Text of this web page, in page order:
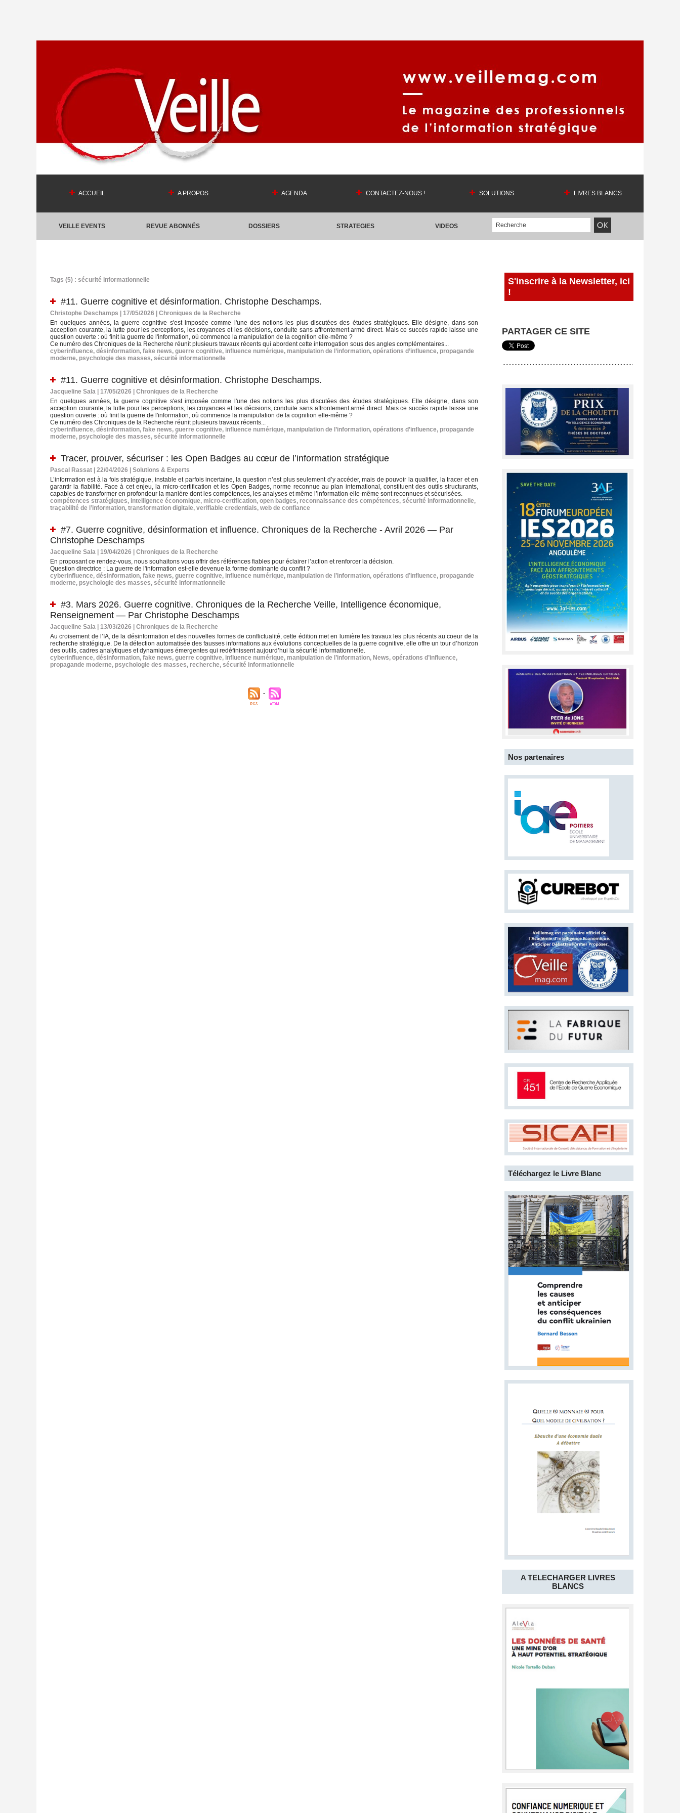
ACCUEIL A PROPOS AGENDA CONTACTEZ-NOUS ! SOLUTIONS LIVRES BLANCS
VEILLE EVENTS REVUE ABONNÉS DOSSIERS STRATEGIES VIDEOS
Tags (5) : sécurité informationnelle
#11. Guerre cognitive et désinformation. Christophe Deschamps.
Christophe Deschamps | 17/05/2026
Chroniques de la Recherche
En quelques années, la guerre cognitive s'est imposée comme l'une des notions les plus discutées des études stratégiques. Elle désigne, dans son
acception courante, la lutte pour les perceptions, les croyances et les décisions, conduite sans affrontement armé direct. Mais ce succès rapide laisse une
question ouverte : où finit la guerre de l'information, où commence la manipulation de la cognition elle-même ?
Ce numéro des Chroniques de la Recherche réunit plusieurs travaux récents qui abordent cette interrogation sous des angles complémentaires...
cyberinfluence, désinformation, fake news, guerre cognitive, influence numérique, manipulation de l’information, opérations d’influence, propagande
moderne, psychologie des masses, sécurité informationnelle
#11. Guerre cognitive et désinformation. Christophe Deschamps.
Jacqueline Sala | 17/05/2026
Chroniques de la Recherche
En quelques années, la guerre cognitive s'est imposée comme l'une des notions les plus discutées des études stratégiques. Elle désigne, dans son
acception courante, la lutte pour les perceptions, les croyances et les décisions, conduite sans affrontement armé direct. Mais ce succès rapide laisse une
question ouverte : où finit la guerre de l'information, où commence la manipulation de la cognition elle-même ?
Ce numéro des Chroniques de la Recherche réunit plusieurs travaux récents...
cyberinfluence, désinformation, fake news, guerre cognitive, influence numérique, manipulation de l’information, opérations d’influence, propagande
moderne, psychologie des masses, sécurité informationnelle
Tracer, prouver, sécuriser : les Open Badges au cœur de l’information stratégique
Pascal Rassat | 22/04/2026
Solutions & Experts
L’information est à la fois stratégique, instable et parfois incertaine, la question n’est plus seulement d’y accéder, mais de pouvoir la qualifier, la tracer et en
garantir la fiabilité. Face à cet enjeu, la micro-certification et les Open Badges, norme reconnue au plan international, constituent des outils structurants,
capables de transformer en profondeur la manière dont les compétences, les analyses et même l’information elle-même sont reconnues et sécurisées.
compétences stratégiques, intelligence économique, micro‑certification, open badges, reconnaissance des compétences, sécurité informationnelle,
traçabilité de l’information, transformation digitale, verifiable credentials, web de confiance
#7. Guerre cognitive, désinformation et influence. Chroniques de la Recherche - Avril 2026 — Par
Christophe Deschamps
Jacqueline Sala | 19/04/2026
Chroniques de la Recherche
En proposant ce rendez-vous, nous souhaitons vous offrir des références fiables pour éclairer l’action et renforcer la décision.
Question directrice : La guerre de l'information est-elle devenue la forme dominante du conflit ?
cyberinfluence, désinformation, fake news, guerre cognitive, influence numérique, manipulation de l’information, opérations d’influence, propagande
moderne, psychologie des masses, sécurité informationnelle
#3. Mars 2026. Guerre cognitive. Chroniques de la Recherche Veille, Intelligence économique,
Renseignement — Par Christophe Deschamps
Jacqueline Sala | 13/03/2026
Chroniques de la Recherche
Au croisement de l’IA, de la désinformation et des nouvelles formes de conflictualité, cette édition met en lumière les travaux les plus récents au coeur de la
recherche stratégique. De la détection automatisée des fausses informations aux évolutions conceptuelles de la guerre cognitive, elle offre un tour d’horizon
des outils, cadres analytiques et dynamiques émergentes qui redéfinissent aujourd’hui la sécurité informationnelle.
cyberinfluence, désinformation, fake news, guerre cognitive, influence numérique, manipulation de l’information, News, opérations d’influence,
propagande moderne, psychologie des masses, recherche, sécurité informationnelle
S'inscrire à la Newsletter, ici
!
PARTAGER CE SITE
Nos partenaires
Téléchargez le Livre Blanc
A TELECHARGER LIVRES
BLANCS